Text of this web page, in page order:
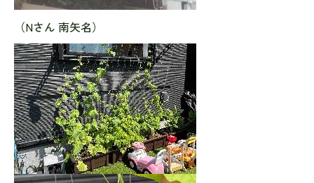
（Nさん 南矢名）